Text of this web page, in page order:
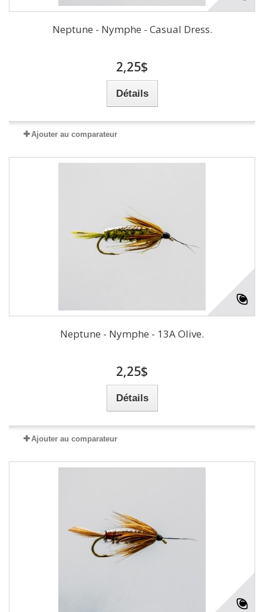
Neptune - Nymphe - Casual Dress.
2,25$
Détails
Ajouter au comparateur
Neptune - Nymphe - 13A Olive.
2,25$
Détails
Ajouter au comparateur